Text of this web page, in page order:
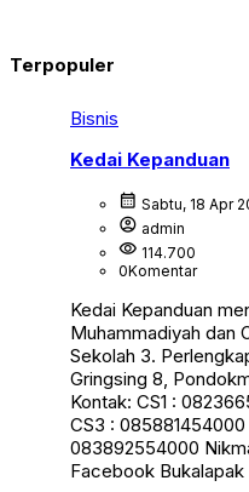
Terpopuler
Bisnis
Kedai Kepanduan
calendar_month Sabtu, 18 Apr
account_circle admin
visibility 114.700
0Komentar
Kedai Kepanduan
Muhammadiyah dan
Sekolah 3.
Gringsing 8,
Kontak: CS1 :
CS3 :
083892554000
Facebook